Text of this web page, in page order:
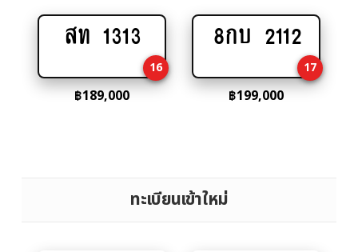
Add
cart
สท 1313
16
฿189,000
Add
cart
8กบ 2112
17
฿199,000
ทะเบียนเข้าใหม่